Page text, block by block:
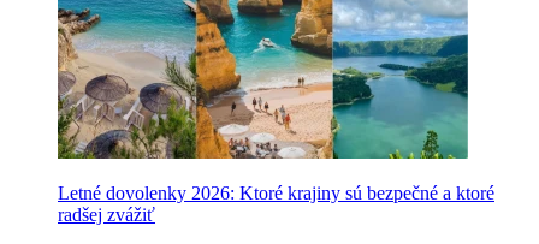
Letné dovolenky 2026: Ktoré krajiny sú bezpečné a ktoré
radšej zvážiť